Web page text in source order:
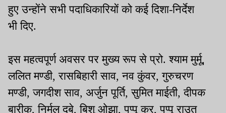
हुए उन्होंने सभी पदाधिकारियों को कई दिशा-निर्देश
भी दिए.
इस महत्वपूर्ण अवसर पर मुख्य रूप से प्रो. श्याम मुर्मू,
ललित मण्डी, रासबिहारी साव, नव कुंवर, गुरुचरण
मण्डी, जगदीश साव, अर्जुन पूर्ति, सुमित माईती, दीपक
बारीक, निर्मल दुबे, बिशु ओझा, पप्पू कर, पप्पू राउत